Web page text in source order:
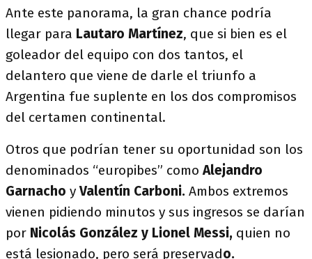
Ante este panorama, la gran chance podría
llegar para Lautaro Martínez, que si bien es el
goleador del equipo con dos tantos, el
delantero que viene de darle el triunfo a
Argentina fue suplente en los dos compromisos
del certamen continental.
Otros que podrían tener su oportunidad son los
denominados “europibes” comoAlejandro
Garnacho yValentín Carboni. Ambos extremos
vienen pidiendo minutos y sus ingresos se darían
por Nicolás González y Lionel Messi, quien no
está lesionado, pero será preservado.